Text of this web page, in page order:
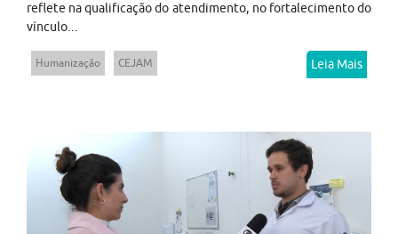
reflete na qualificação do atendimento, no fortalecimento do
vínculo...
Humanização CEJAM Leia Mais